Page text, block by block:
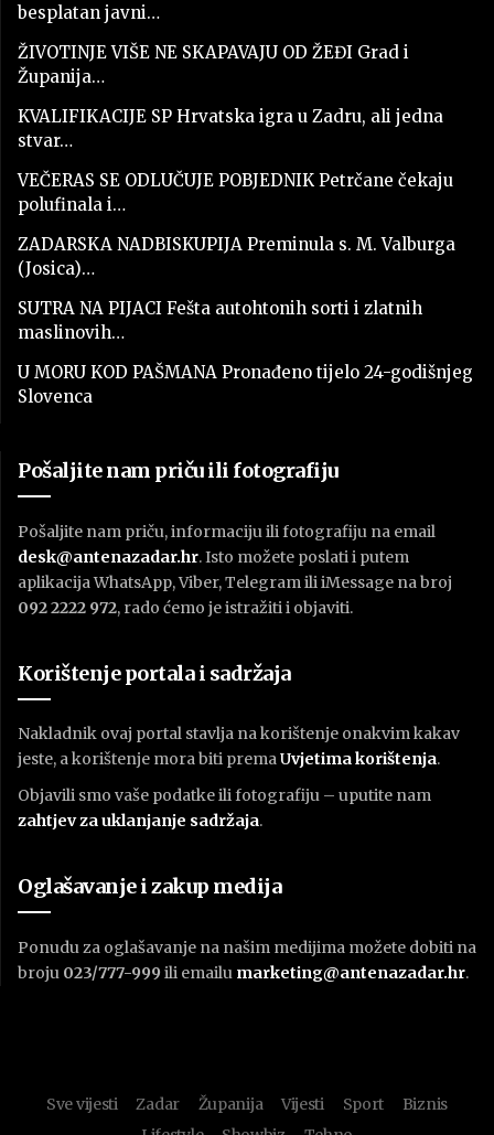
besplatan javni…
ŽIVOTINJE VIŠE NE SKAPAVAJU OD ŽEĐI Grad i
Županija…
KVALIFIKACIJE SP Hrvatska igra u Zadru, ali jedna
stvar…
VEČERAS SE ODLUČUJE POBJEDNIK Petrčane čekaju
polufinala i…
ZADARSKA NADBISKUPIJA Preminula s. M. Valburga
(Josica)…
SUTRA NA PIJACI Fešta autohtonih sorti i zlatnih
maslinovih…
U MORU KOD PAŠMANA Pronađeno tijelo 24-godišnjeg
Slovenca
Pošaljite nam priču ili fotografiju
Pošaljite nam priču, informaciju ili fotografiju na email
desk@antenazadar.hr. Isto možete poslati i putem
aplikacija WhatsApp, Viber, Telegram ili iMessage na broj
092 2222 972, rado ćemo je istražiti i objaviti.
Korištenje portala i sadržaja
Nakladnik ovaj portal stavlja na korištenje onakvim kakav
jeste, a korištenje mora biti premaUvjetima korištenja.
Objavili smo vaše podatke ili fotografiju – uputite nam
zahtjev za uklanjanje sadržaja.
Oglašavanje i zakup medija
Ponudu za oglašavanje na našim medijima možete dobiti na
broju 023/777-999 ili emailu marketing@antenazadar.hr.
Sve vijesti Zadar Županija Vijesti Sport
Biznis